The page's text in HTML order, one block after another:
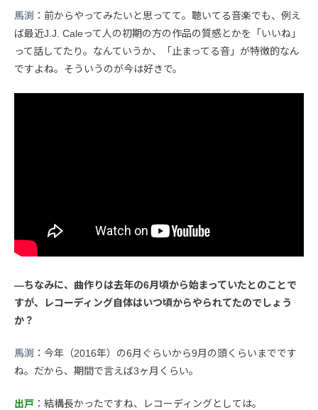
馬渕 ：前からやってみたいと思ってて。聴いてる音楽でも、例え
ば最近J.J. Caleって人の初期の方の作品の質感とかを「いいね」
って話してたり。なんていうか、「止まってる音」が特徴的なん
ですよね。そういうのが今は好きで。
—ちなみに、曲作りは去年の6月頃から始まっていたとのことで
すが、レコーディング自体はいつ頃からやられてたのでしょう
か？
馬渕 ：今年（2016年）の6月ぐらいから9月の頭くらいまでです
ね。だから、期間で言えば3ヶ月くらい。
出戸 ：結構長かったですね、レコーディングとしては。